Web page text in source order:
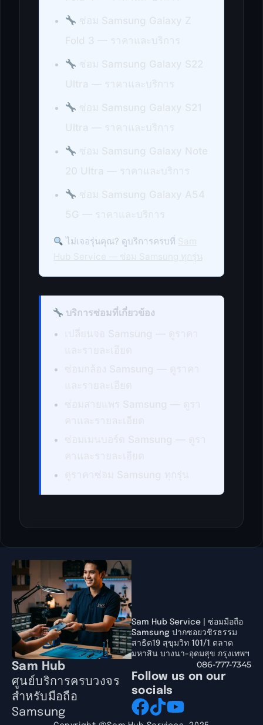
ไม่เจอรุ่นคุณ? ดูบริการครบที่
บริการซ่อมที่เกี่ยวข้อง
Sam Hub
ศูนย์บริการครบวงจร
สำหรับมือถือ
Samsung
Follow us on our
socials
Sam Hub Service | ซ่อมมือถือ
Samsung ปากซอยวชิรธรรม
สาธิต19 สุขุมวิท 101/1 ตลาด
มหาสิน บางนา-อุดมสุข กรุงเทพฯ
086-777-7345